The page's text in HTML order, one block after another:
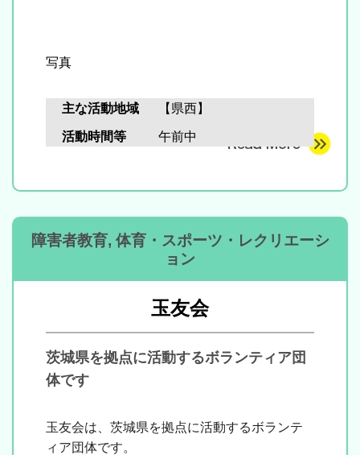
写真
主な活動地域 【県西】
活動時間等 午前中
障害者教育, 体育・スポーツ・レクリエーシ
ョン
玉友会
茨城県を拠点に活動するボランティア団
体です
玉友会は、 茨城県を拠点に活動するボランテ
ィア団体です。